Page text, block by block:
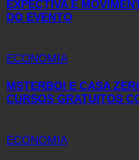
EXPECTIVA É
DO EVENTO
ECONOMIA
MSTERBOI E CASA
CURSOS GRATUITOS
ECONOMIA